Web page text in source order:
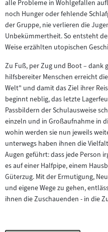
alle Probleme in Wohlgefallen
noch Hunger oder fehlende
der Gruppe, nie verlieren die
Unbekümmertheit. So entsteht
Weise erzählten utopischen
Zu Fuß, per Zug und Boot – dank
hilfsbereiter Menschen erreicht
Welt" und damit das Ziel ihrer
beginnt neblig, das letzte
Passbildern der Schulausweise
einzeln und in Großaufnahme in
wohin werden sie nun jeweils
unterwegs haben ihnen die
Augen geführt: dass jede Person
es auf einer Halfpipe, einem
Güterzug. Mit der Ermutigung,
und eigene Wege zu gehen,
ihnen die Zuschauenden - in die